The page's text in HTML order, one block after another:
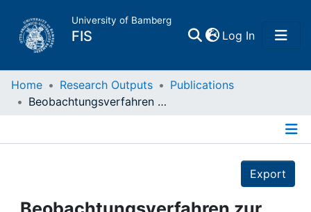
University of Bamberg
FIS Log In(current)
Home
Projects
Home Research Outputs
Publications
Beobachtungsverfahren zur Erfassung der Interaktionsqualität in Kindertageseinrichtungen : Eine Vergleichende Analyse der CLASS Pre-K und SSTEW
Export